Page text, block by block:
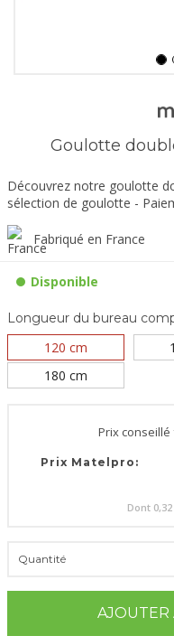
Goulotte
Découvrez notre goulotte
sélection de goulotte -
Fabriqué en France
Disponible
Longueur du bureau
120 cm
180 cm
Prix
Prix Matelpro:
Dont
Quantité
AJOUTER